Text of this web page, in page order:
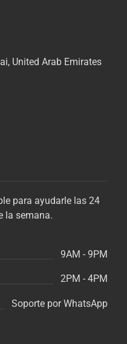
United Arab Emirates
para ayudarle las 24
la semana.
9AM - 9PM
2PM - 4PM
Soporte por WhatsApp